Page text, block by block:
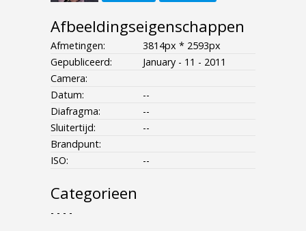
Afbeeldingseigenschappen
Afmetingen:
3814px * 2593px
Gepubliceerd:
January - 11 - 2011
Camera:
Datum:
--
Diafragma:
--
Sluitertijd:
--
Brandpunt:
ISO:
--
Categorieen
- - - -